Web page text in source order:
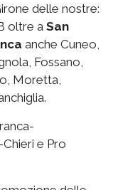
delle nostre:
oltre a San
anche Cuneo,
Fossano,
Moretta,
e Pro